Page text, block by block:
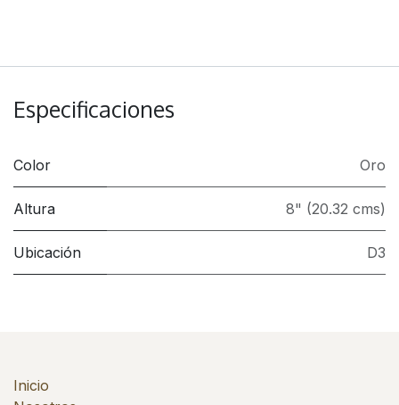
Especificaciones
Color Oro
Altura 8" (20.32 cms)
Ubicación D3
Inicio